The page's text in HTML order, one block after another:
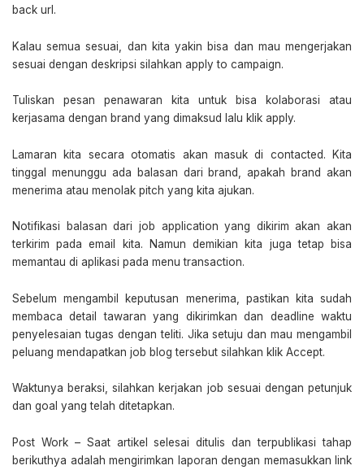
back url.
Kalau semua sesuai, dan kita yakin bisa dan mau mengerjakan
sesuai dengan deskripsi silahkan apply to campaign.
Tuliskan pesan penawaran kita untuk bisa kolaborasi atau
kerjasama dengan brand yang dimaksud lalu klik apply.
Lamaran kita secara otomatis akan masuk di contacted. Kita
tinggal menunggu ada balasan dari brand, apakah brand akan
menerima atau menolak pitch yang kita ajukan.
Notifikasi balasan dari job application yang dikirim akan akan
terkirim pada email kita. Namun demikian kita juga tetap bisa
memantau di aplikasi pada menu transaction.
Sebelum mengambil keputusan menerima, pastikan kita sudah
membaca detail tawaran yang dikirimkan dan deadline waktu
penyelesaian tugas dengan teliti. Jika setuju dan mau mengambil
peluang mendapatkan job blog tersebut silahkan klik Accept.
Waktunya beraksi, silahkan kerjakan job sesuai dengan petunjuk
dan goal yang telah ditetapkan.
Post Work – Saat artikel selesai ditulis dan terpublikasi tahap
berikuthya adalah mengirimkan laporan dengan memasukkan link